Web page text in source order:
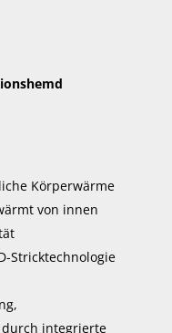
Körperwärme
von innen
Stricktechnologie
integrierte